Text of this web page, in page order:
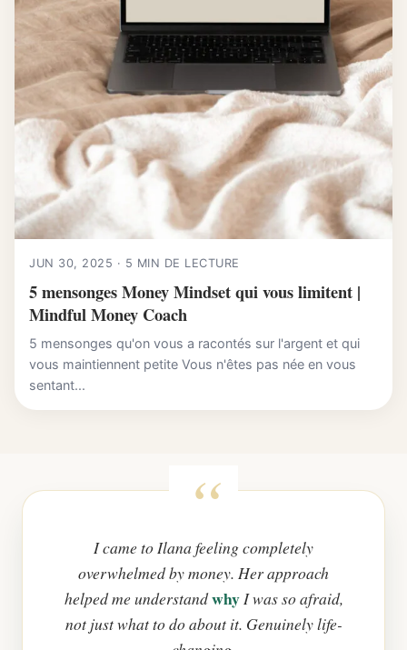
JUN 30, 2025 · 5 MIN DE LECTURE
5 mensonges Money Mindset qui vous limitent |
Mindful Money Coach
5 mensonges qu'on vous a racontés sur l'argent et qui
vous maintiennent petite Vous n'êtes pas née en vous
sentant...
I came to Ilana feeling completely
overwhelmed by money. Her approach
helped me understandwhyI was so afraid,
not just what to do about it. Genuinely life-